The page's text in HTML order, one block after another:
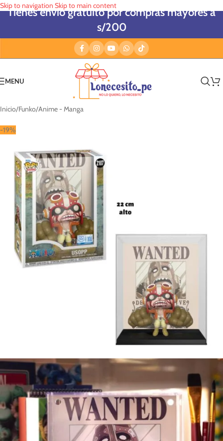
Skip to navigation Skip to main content
Tienes envío gratuito por compras mayores a
s/200
MENU
Inicio/Funko/Anime - Manga
-19%